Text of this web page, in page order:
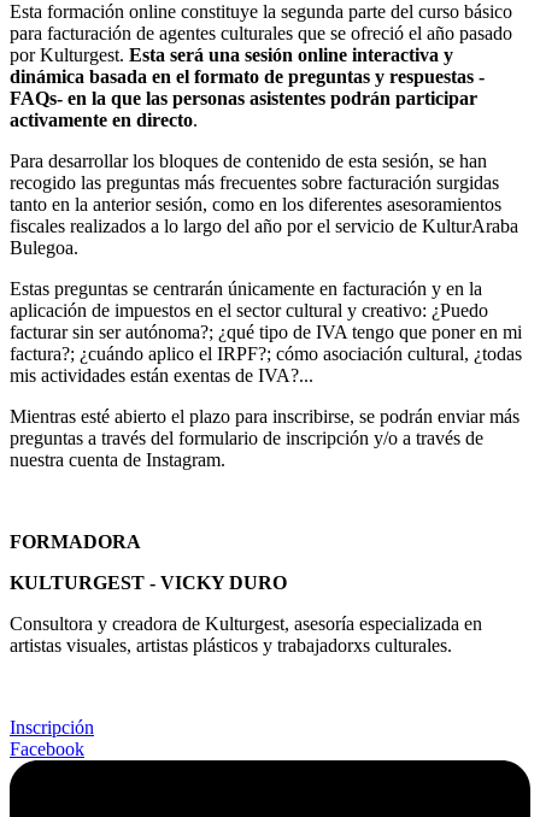
Esta formación online constituye la segunda parte del curso básico
para facturación de agentes culturales que se ofreció el año pasado
por Kulturgest. Esta será una sesión online interactiva y
dinámica basada en el formato de preguntas y respuestas -
FAQs- en la que las personas asistentes podrán participar
activamente en directo.
Para desarrollar los bloques de contenido de esta sesión, se han
recogido las preguntas más frecuentes sobre facturación surgidas
tanto en la anterior sesión, como en los diferentes asesoramientos
fiscales realizados a lo largo del año por el servicio de KulturAraba
Bulegoa.
Estas preguntas se centrarán únicamente en facturación y en la
aplicación de impuestos en el sector cultural y creativo: ¿Puedo
facturar sin ser autónoma?; ¿qué tipo de IVA tengo que poner en mi
factura?; ¿cuándo aplico el IRPF?; cómo asociación cultural, ¿todas
mis actividades están exentas de IVA?...
Mientras esté abierto el plazo para inscribirse, se podrán enviar más
preguntas a través del formulario de inscripción y/o a través de
nuestra cuenta de Instagram.
FORMADORA
KULTURGEST - VICKY DURO
Consultora y creadora de Kulturgest, asesoría especializada en
artistas visuales, artistas plásticos y trabajadorxs culturales.
Inscripción
Facebook